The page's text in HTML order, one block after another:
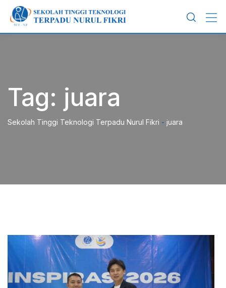
content
Tag: juara
Sekolah Tinggi Teknologi Terpadu Nurul Fikri - juara